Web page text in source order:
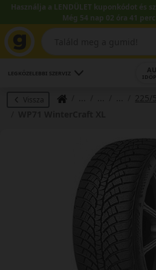
Használja a LENDÜLET kuponkódot és
Még 54 nap 02 óra 41
LEGKÖZELEBBI SZERVIZ
Vissza
225/